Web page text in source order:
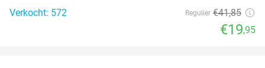
Verkocht: 572
Regulier €41,85
€19,95